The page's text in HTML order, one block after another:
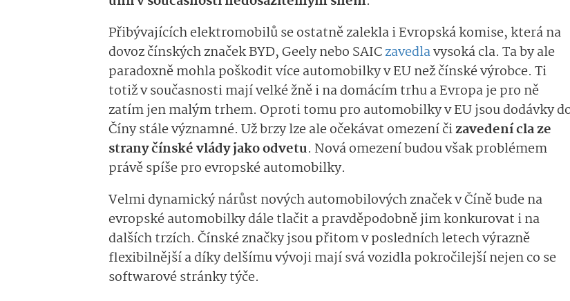
Přibývajících elektromobilů se ostatně zalekla i Evropská komise, která na
dovoz čínských značek BYD, Geely nebo SAICzavedlavysoká cla. Ta by ale
paradoxně mohla poškodit více automobilky v EU než čínské výrobce. Ti
totiž v současnosti mají velké žně i na domácím trhu a Evropa je pro ně
zatím jen malým trhem. Oproti tomu pro automobilky v EU jsou dodávky
Číny stále významné. Už brzy lze ale očekávat omezení čizavedení cla ze
strany čínské vlády jako odvetu. Nová omezení budou však problémem
právě spíše pro evropské automobilky.
Velmi dynamický nárůst nových automobilových značek v Číně bude na
evropské automobilky dále tlačit a pravděpodobně jim konkurovat i na
dalších trzích. Čínské značky jsou přitom v posledních letech výrazně
flexibilnější a díky delšímu vývoji mají svá vozidla pokročilejší nejen co se
softwarové stránky týče.